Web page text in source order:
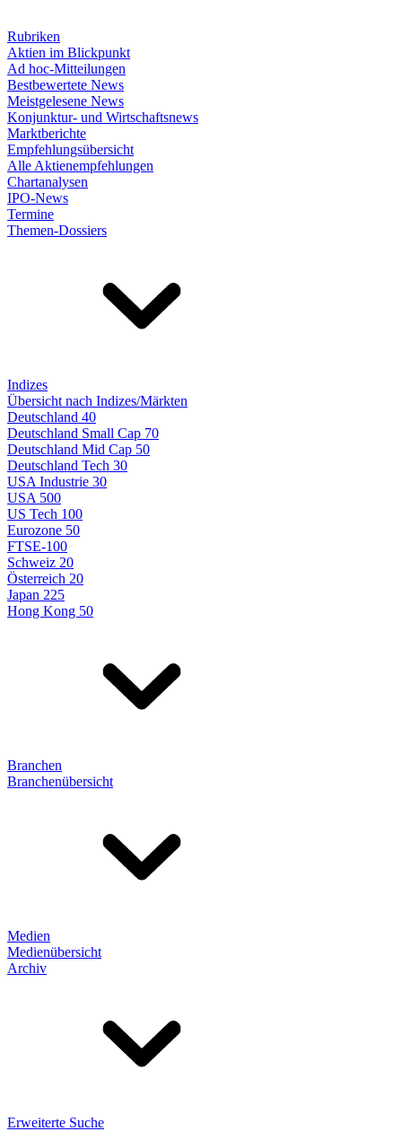
Rubriken
Aktien im Blickpunkt
Ad hoc-Mitteilungen
Bestbewertete News
Meistgelesene News
Konjunktur- und Wirtschaftsnews
Marktberichte
Empfehlungsübersicht
Alle Aktienempfehlungen
Chartanalysen
IPO-News
Termine
Themen-Dossiers
Indizes
Übersicht nach Indizes/Märkten
Deutschland 40
Deutschland Small Cap 70
Deutschland Mid Cap 50
Deutschland Tech 30
USA Industrie 30
USA 500
US Tech 100
Eurozone 50
FTSE-100
Schweiz 20
Österreich 20
Japan 225
Hong Kong 50
Branchen
Branchenübersicht
Medien
Medienübersicht
Archiv
Erweiterte Suche